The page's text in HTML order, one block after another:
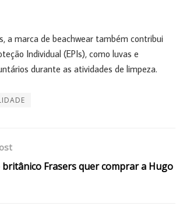
a marca de beachwear também contribui
Individual (EPIs), como luvas e
durante as atividades de limpeza.
Frasers quer comprar a Hugo